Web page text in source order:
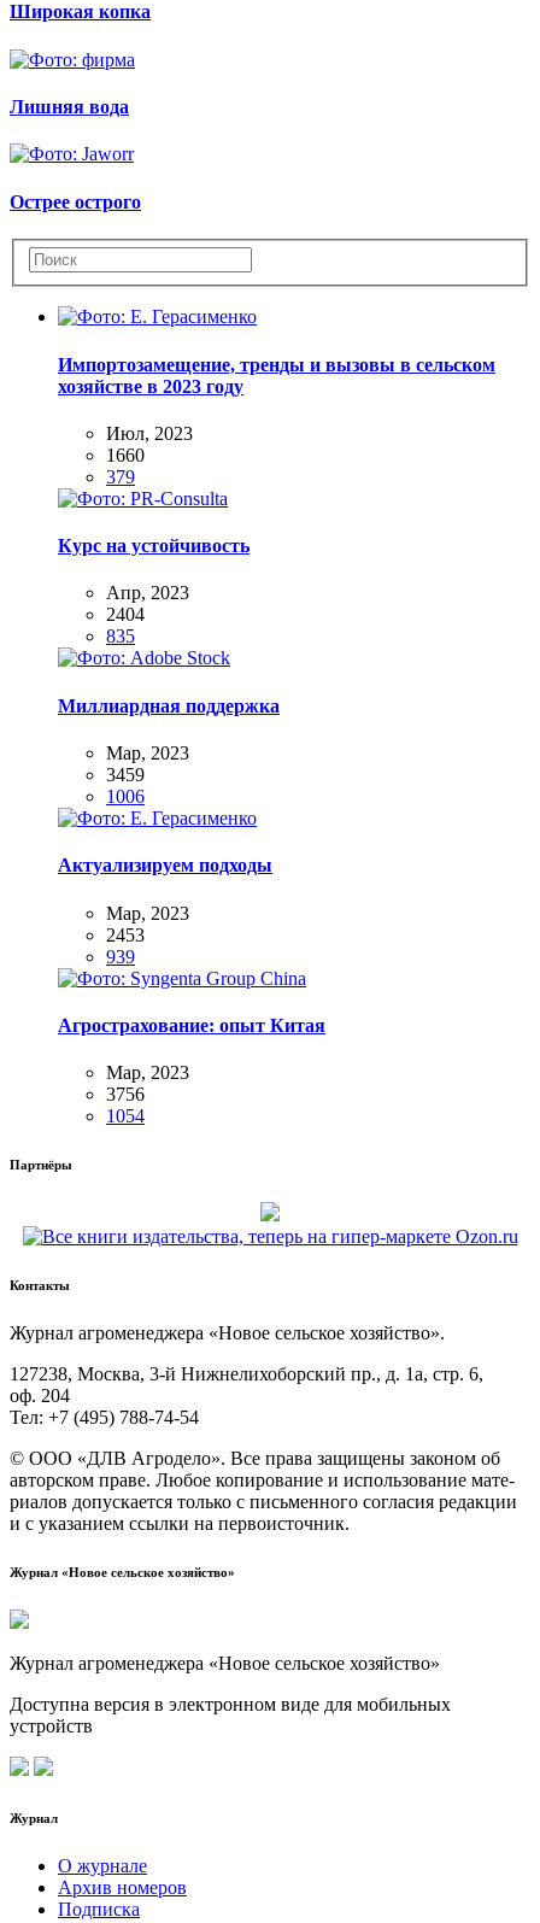
Широкая копка
Лишняя вода
Острее острого
Импортозамещение, тренды и вызовы в сельском
хозяйстве в 2023 году
Июл, 2023
1660
379
Курс на устойчивость
Апр, 2023
2404
835
Миллиардная поддержка
Мар, 2023
3459
1006
Актуализируем подходы
Мар, 2023
2453
939
Агрострахование: опыт Китая
Мар, 2023
3756
1054
Партнёры
Контакты
Жур­нал агро­ме­не­дже­ра «Новое сель­ское хозяйство».
127238, Москва, 3‑й Ниж­не­ли­хо­бор­ский пр., д. 1а, стр. 6,
оф. 204
Тел: +7 (495) 788‑74‑54
© ООО «ДЛВ Агро­де­ло». Все пра­ва защи­ще­ны зако­ном об
автор­ском пра­ве. Любое копи­ро­ва­ние и исполь­зо­ва­ние мате­
ри­а­лов допус­ка­ет­ся толь­ко с пись­мен­но­го согла­сия редак­ции
и с ука­за­ни­ем ссыл­ки на первоисточник.
Журнал «Новое сельское хозяйство»
Журнал агроменеджера «Новое сельское хозяйство»
Доступна версия в электронном виде для мобильных
устройств
Журнал
О журнале
Архив номеров
Подписка